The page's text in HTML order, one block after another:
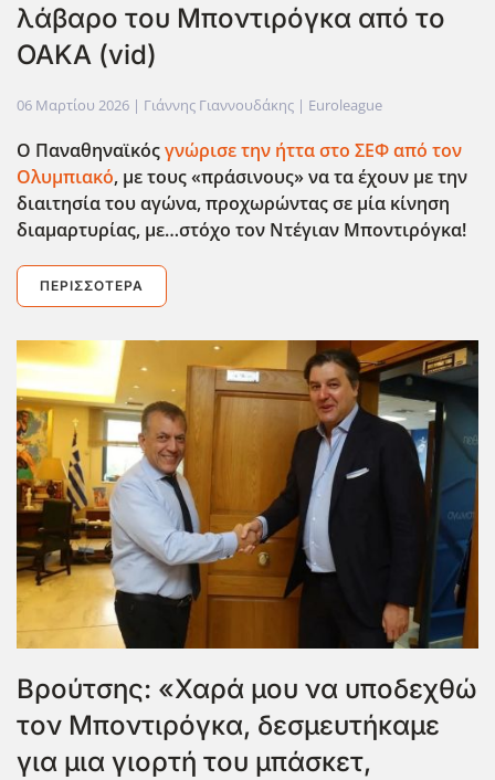
λάβαρο του Μποντιρόγκα από το
ΟΑΚΑ (vid)
06 Μαρτίου 2026 | Γιάννης Γιαννουδάκης | Euroleague
Ο Παναθηναϊκόςγνώρισε την ήττα στο ΣΕΦ από τον
Ολυμπιακό, με τους «πράσινους» να τα έχουν με την
διαιτησία του αγώνα, προχωρώντας σε μία κίνηση
διαμαρτυρίας, με…στόχο τον Ντέγιαν Μποντιρόγκα!
ΠΕΡΙΣΣΌΤΕΡΑ
Βρούτσης: «Χαρά μου να υποδεχθώ
τον Μποντιρόγκα, δεσμευτήκαμε
για μια γιορτή του μπάσκετ,